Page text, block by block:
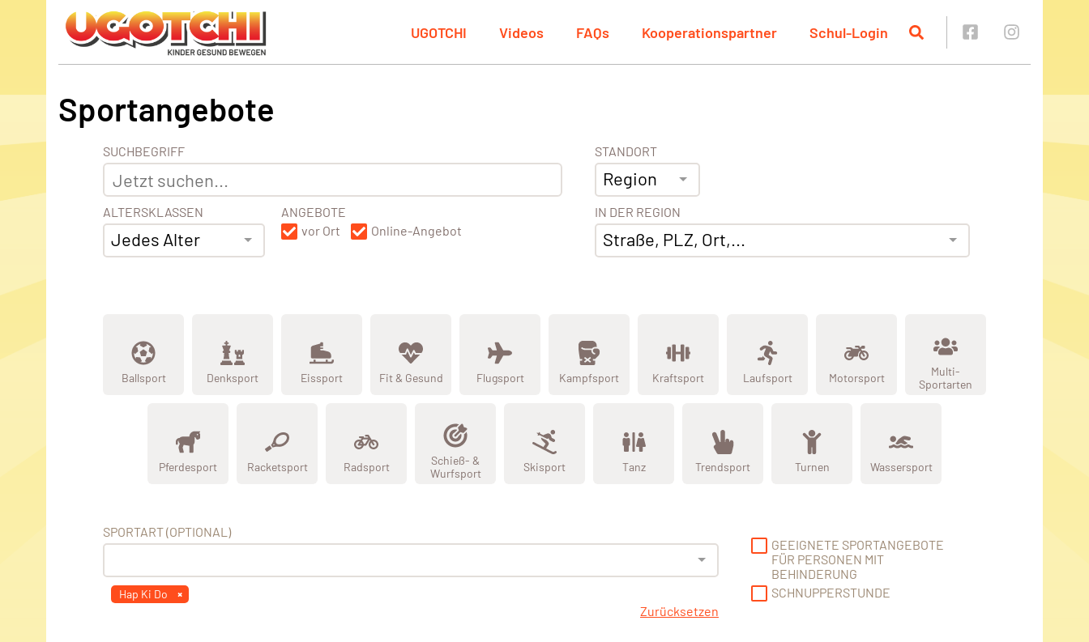
UGOTCHI Videos FAQs Kooperationspartner Schul-Login
Sportangebote
SUCHBEGRIFF
ALTERSKLASSEN
Jedes Alter
ANGEBOTE
vor Ort
Online-Angebot
STANDORT
Region
IN DER REGION
Straße, PLZ, Ort,...
Ballsport Denksport Eissport Fit & Gesund Flugsport Kampfsport Kraftsport Laufsport Motorsport
Multi-
Sportarten
Pferdesport Racketsport Radsport
Schieß- &
Wurfsport
Skisport Tanz Trendsport Turnen Wassersport
SPORTART (OPTIONAL)
Hap Ki Do
Zurücksetzen
GEEIGNETE SPORTANGEBOTE
FÜR PERSONEN MIT
BEHINDERUNG
SCHNUPPERSTUNDE